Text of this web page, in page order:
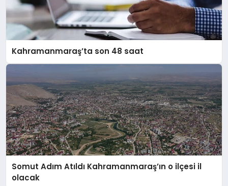
Kahramanmaraş’ta son 48 saat
Somut Adım Atıldı Kahramanmaraş’ın o ilçesi il
olacak